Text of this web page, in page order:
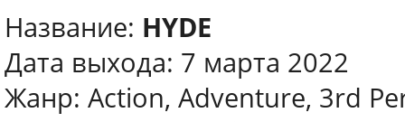
Название: HYDE
Дата выхода: 7 марта 2022
Жанр: Action, Adventure, 3rd